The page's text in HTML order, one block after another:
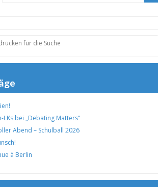
LKs bei „Debating Matters“
Abend – Schulball 2026
à Berlin